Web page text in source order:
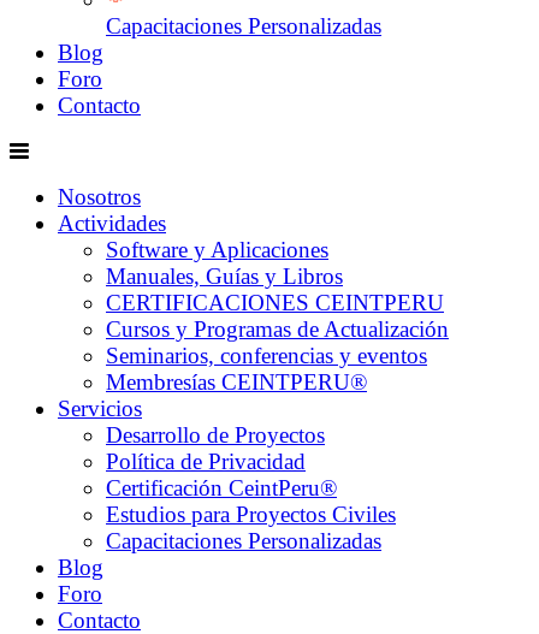
Capacitaciones Personalizadas
Blog
Foro
Contacto
Nosotros
Actividades
Software y Aplicaciones
Manuales, Guías y Libros
CERTIFICACIONES CEINTPERU
Cursos y Programas de Actualización
Seminarios, conferencias y eventos
Membresías CEINTPERU®
Servicios
Desarrollo de Proyectos
Política de Privacidad
Certificación CeintPeru®
Estudios para Proyectos Civiles
Capacitaciones Personalizadas
Blog
Foro
Contacto